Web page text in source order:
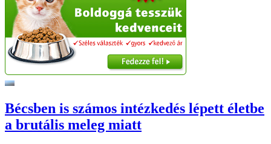
Bécsben is számos intézkedés lépett életbe
a brutális meleg miatt